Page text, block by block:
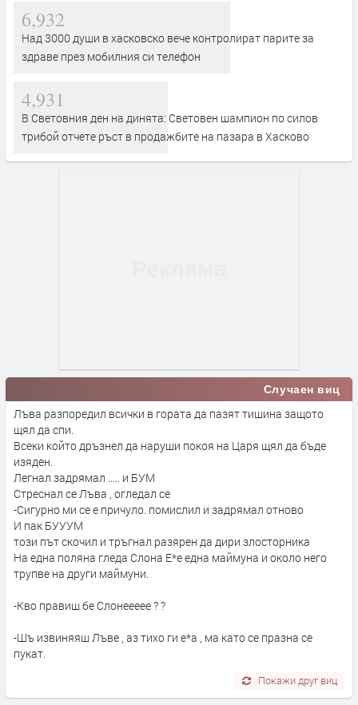
6,932
Над 3000 души в хасковско вече контролират парите за
здраве през мобилния си телефон
4,931
В Световния ден на динята: Световен шампион по силов
трибой отчете ръст в продажбите на пазара в Хасково
Случаен виц
Лъва разпоредил всички в гората да пазят тишина защото
щял да спи.
Всеки който дръзнел да наруши покоя на Царя щял да бъде
изяден.
Легнал задрямал ..... и БУМ
Стреснал се Лъва , огледал се
-Сигурно ми се е причуло. помислил и задрямал отново
И пак БУУУМ
този път скочил и тръгнал разярен да дири злосторника
На една поляна гледа Слона Е*е една маймуна и около него
трупве на други маймуни.
-Кво правиш бе Слонеееее ? ?
-Шъ извиняяш Лъве , аз тихо ги е*а , ма като се празна се
пукат.
Покажи друг виц